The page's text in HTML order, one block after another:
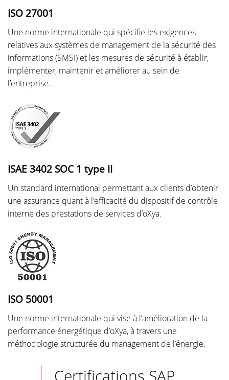
ISO 27001
Une norme internationale qui spécifie les exigences
relatives aux systèmes de management de la sécurité des
informations (SMSI) et les mesures de sécurité à établir,
implémenter, maintenir et améliorer au sein de
l’entreprise.
ISAE 3402 SOC 1 type II
Un standard international permettant aux clients d’obtenir
une assurance quant à l’efficacité du dispositif de contrôle
interne des prestations de services d’oXya.
ISO 50001
Une norme internationale qui vise à l’amélioration de la
performance énergétique d’oXya, à travers une
méthodologie structurée du management de l’énergie.
Certifications SAP